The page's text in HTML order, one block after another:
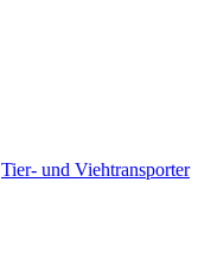
Tier- und Viehtransporter